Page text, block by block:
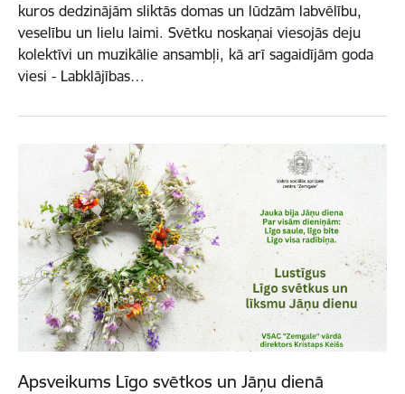
kuros dedzinājām sliktās domas un lūdzām labvēlību,
veselību un lielu laimi. Svētku noskaņai viesojās deju
kolektīvi un muzikālie ansambļi, kā arī sagaidījām goda
viesi - Labklājības…
Apsveikums Līgo svētkos un Jāņu dienā